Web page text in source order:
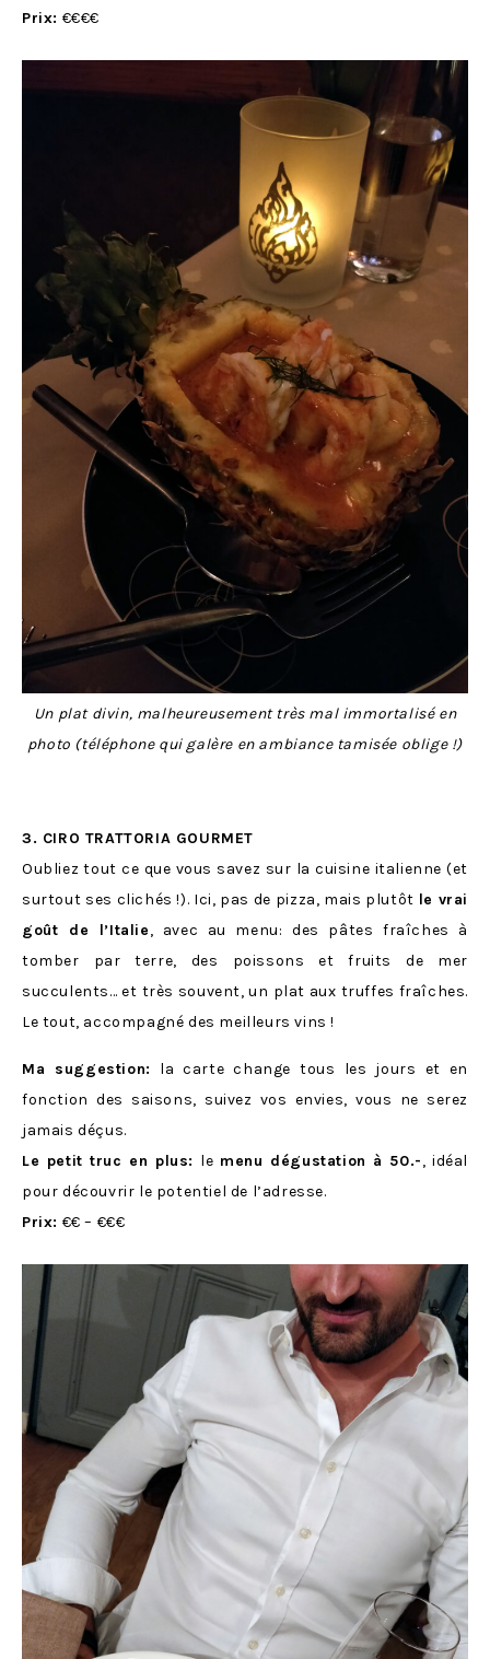
Prix: €€€€
Un plat divin, malheureusement très mal immortalisé en
photo (téléphone qui galère en ambiance tamisée oblige !)
3. CIRO TRATTORIA GOURMET
Oubliez tout ce que vous savez sur la cuisine italienne (et
surtout ses clichés !). Ici, pas de pizza, mais plutôt le vrai
goût de l’Italie, avec au menu: des pâtes fraîches à
tomber par terre, des poissons et fruits de mer
succulents… et très souvent, un plat aux truffes fraîches.
Le tout, accompagné des meilleurs vins !
Ma suggestion:
la carte change tous les jours et en
fonction des saisons, suivez vos envies, vous ne serez
jamais déçus.
Le petit truc en plus: le menu dégustation à 50.-, idéal
pour découvrir le potentiel de l’adresse.
Prix: €€ – €€€